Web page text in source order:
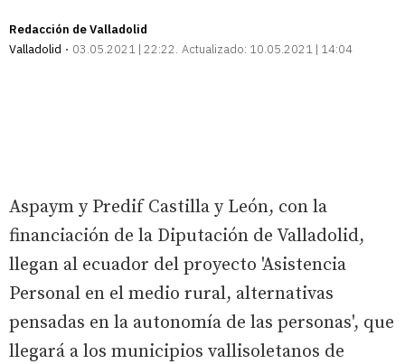
Redacción de Valladolid
Valladolid
03.05.2021 | 22:22 Actualizado: 10.05.2021 | 14:04
Aspaym y Predif Castilla y León, con la
financiación de la Diputación de Valladolid,
llegan al ecuador del proyecto 'Asistencia
Personal en el medio rural, alternativas
pensadas en la autonomía de las personas', que
llegará a los municipios vallisoletanos de